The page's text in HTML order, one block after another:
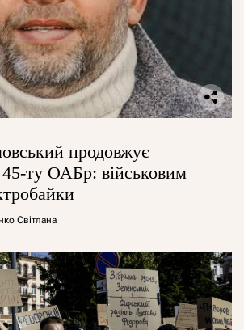
продовжує
45-ту ОАБр: військовим
Світлана